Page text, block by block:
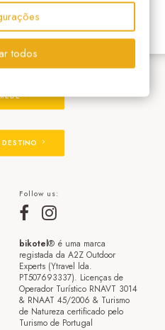
Follow us:
bikotel® é uma marca
registada da A2Z Outdoor
Experts (Ytravel lda.
PT507693337). Licenças de
Operador Turístico RNAVT 3014
& RNAAT 45/2006 & Turismo
de Natureza certificado pelo
Turismo de Portugal
todos